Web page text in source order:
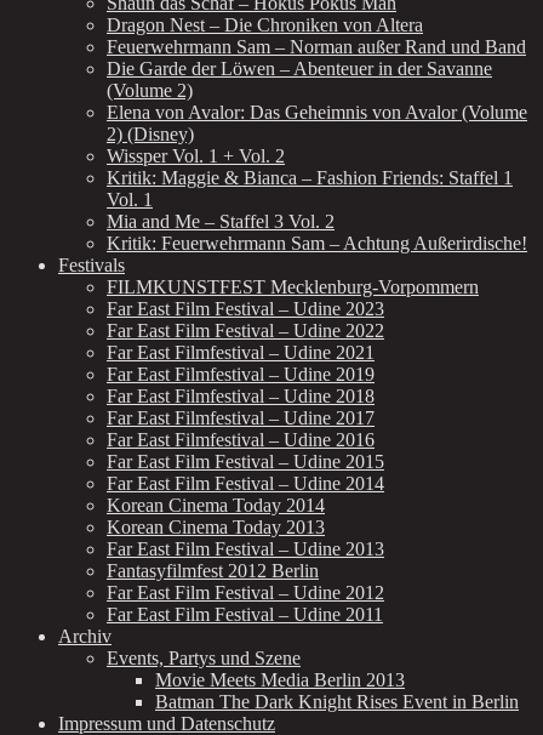
Dragon Nest – Die Chroniken von Altera
Feuerwehrmann Sam – Norman außer Rand und Band
Die Garde der Löwen – Abenteuer in der Savanne
(Volume 2)
Elena von Avalor: Das Geheimnis von Avalor (Volume
2) (Disney)
Wissper Vol. 1 + Vol. 2
Kritik: Maggie & Bianca – Fashion Friends: Staffel 1
Vol. 1
Mia and Me – Staffel 3 Vol. 2
Kritik: Feuerwehrmann Sam – Achtung Außerirdische!
Festivals
FILMKUNSTFEST Mecklenburg-Vorpommern
Far East Film Festival – Udine 2023
Far East Film Festival – Udine 2022
Far East Filmfestival – Udine 2021
Far East Filmfestival – Udine 2019
Far East Filmfestival – Udine 2018
Far East Filmfestival – Udine 2017
Far East Filmfestival – Udine 2016
Far East Film Festival – Udine 2015
Far East Film Festival – Udine 2014
Korean Cinema Today 2014
Korean Cinema Today 2013
Far East Film Festival – Udine 2013
Fantasyfilmfest 2012 Berlin
Far East Film Festival – Udine 2012
Far East Film Festival – Udine 2011
Archiv
Events, Partys und Szene
Movie Meets Media Berlin 2013
Batman The Dark Knight Rises Event in Berlin
Impressum und Datenschutz